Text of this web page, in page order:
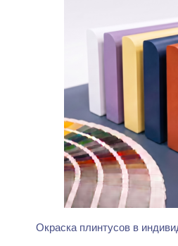
Окраска плинтусов в